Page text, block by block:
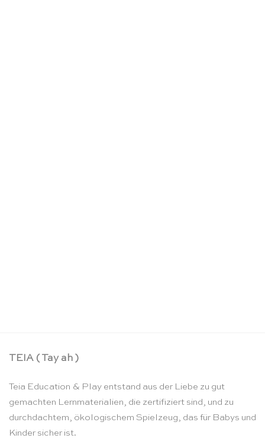
TEIA ( Tay ah )
Teia Education & Play entstand aus der Liebe zu gut
gemachten Lernmaterialien, die zertifiziert sind, und zu
durchdachtem, ökologischem Spielzeug, das für Babys und
Kinder sicher ist.